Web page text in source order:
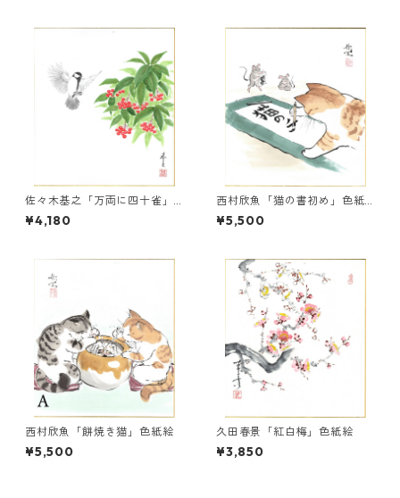
佐々木基之「万両に四十雀」
色紙絵
¥4,180
西村欣魚「猫の書初め」色紙
絵
¥5,500
西村欣魚「餅焼き猫」色紙絵
¥5,500
久田春景「紅白梅」色紙絵
¥3,850